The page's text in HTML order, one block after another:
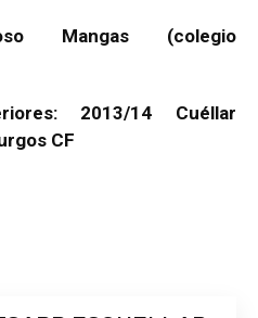
Mangas (colegio
2013/14 Cuéllar
CF